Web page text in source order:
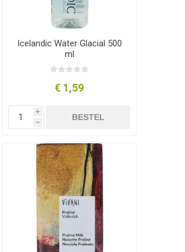
Icelandic Water Glacial 500
ml
€ 1,59
i
h
BESTEL